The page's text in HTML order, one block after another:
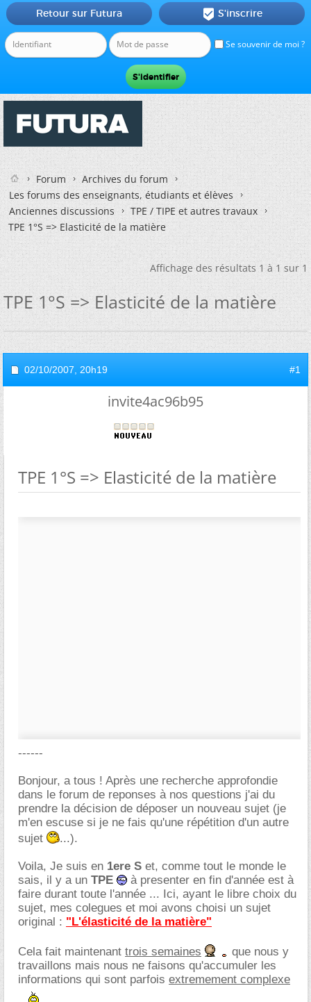
Se souvenir de moi ?
Retour sur Futura  S'inscrire
Forum
Archives du forum
Les forums des enseignants, étudiants et élèves
Anciennes discussions
TPE / TIPE et autres travaux
TPE 1°S => Elasticité de la matière
Affichage des résultats 1 à 1 sur 1
TPE 1°S => Elasticité de la matière
02/10/2007, 20h19 #1
invite4ac96b95
TPE 1°S => Elasticité de la matière
------
Bonjour, a tous ! Après une recherche approfondie
dans le forum de reponses à nos questions j'ai du
prendre la décision de déposer un nouveau sujet (je
m'en escuse si je ne fais qu'une répétition d'un autre
sujet
...).
Voila, Je suis en 1ere S et, comme tout le monde le
sais, il y a un TPE
à presenter en fin d'année est à
faire durant toute l'année ... Ici, ayant le libre choix du
sujet, mes colegues et moi avons choisi un sujet
original : "L'élasticité de la matière"
Cela fait maintenant trois semaines
que nous y
travaillons mais nous ne faisons qu'accumuler les
informations qui sont parfois extremement complexe